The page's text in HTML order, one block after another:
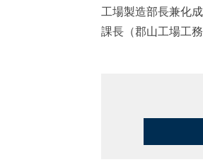
工場製造部長兼化
課長（郡山工場工